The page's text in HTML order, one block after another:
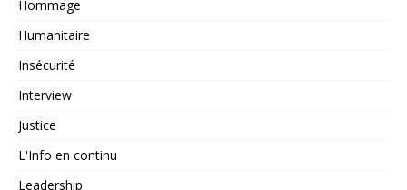
Hommage
Humanitaire
Insécurité
Interview
Justice
L'Info en continu
Leadership